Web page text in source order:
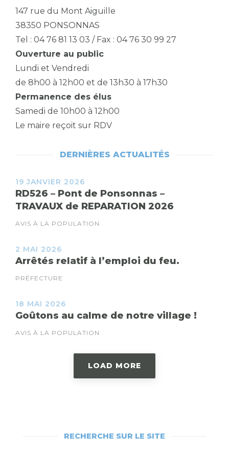
147 rue du Mont Aiguille
38350 PONSONNAS
Tel : 04 76 81 13 03 / Fax : 04 76 30 99 27
Ouverture au public
Lundi et Vendredi
de 8h00 à 12h00 et de 13h30 à 17h30
Permanence des élus
Samedi de 10h00 à 12h00
Le maire reçoit sur RDV
DERNIÈRES ACTUALITÉS
19 JANVIER 2026
RD526 – Pont de Ponsonnas –
TRAVAUX de REPARATION 2026
AVIS À LA POPULATION
2 MAI 2026
Arrêtés relatif à l’emploi du feu.
PRÉFECTURE
18 MAI 2026
Goûtons au calme de notre village !
AVIS À LA POPULATION
LOAD MORE
RECHERCHE SUR LE SITE